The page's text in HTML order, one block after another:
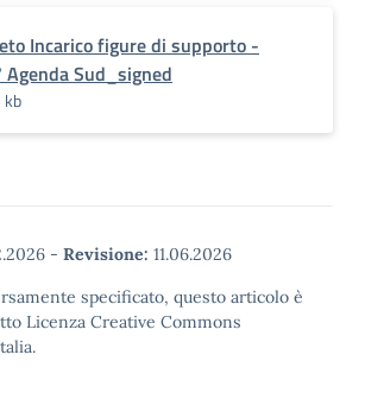
Incarico figure di supporto -
Agenda Sud_signed
kb
- Revisione: 11.06.2026
specificato, questo articolo è
Licenza Creative Commons